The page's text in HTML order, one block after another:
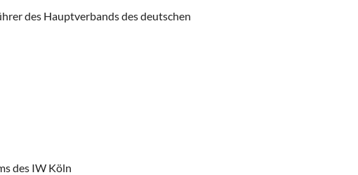
des Hauptverbands des deutschen
des IW Köln